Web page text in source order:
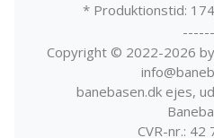
* Produktionstid:
Copyright © 2022-2026
banebasen.dk ejes,
CVR-nr.: 42